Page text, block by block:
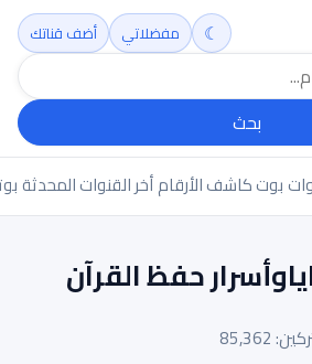
بحث
☾ مفضلاتي أضف قناتك
بوت كاشف الأرقامأخر القنوات المحدثة
حفظ القرآن